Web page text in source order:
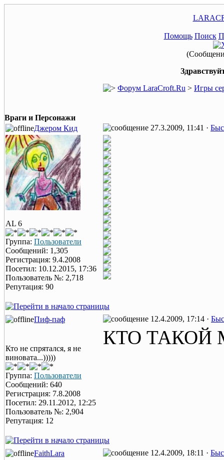
Помощь Поиск
Форум LaraCroft.Ru > Игры
Враги и Персонажи
Джером Кид
27.3.2009, 11:41 ·
AL 6
Группа: Пользователи
Сообщений: 1,305
Регистрация: 9.4.2008
Посетил: 10.12.2015, 17:36
Пользователь №: 2,718
Репутация: 90
Пиф-паф 12.4.2009, 17:14 ·
Кто не спрятался, я не
виновата...)))))
Группа: Пользователи
Сообщений: 640
Регистрация: 7.8.2008
Посетил: 29.11.2012, 12:25
Пользователь №: 2,904
Репутация: 12
КТО ТАКОЙ
FaithLara 12.4.2009, 18:11 ·